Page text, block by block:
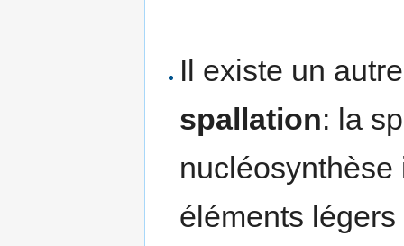
Il existe un
spallation: la
éléments